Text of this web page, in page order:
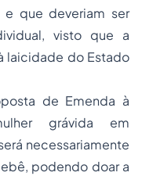
e que deveriam ser
visto que a
laicidade do Estado
de Emenda à
grávida em
necessariamente
podendo doar a